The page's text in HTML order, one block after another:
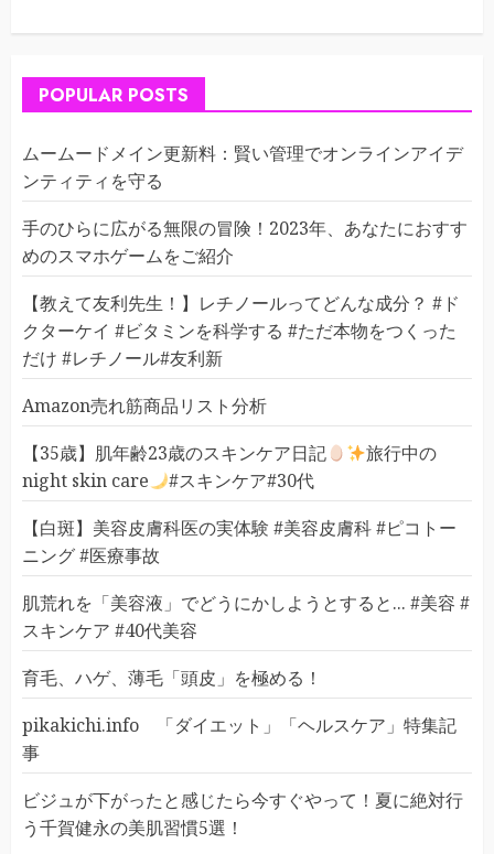
POPULAR POSTS
ムームードメイン更新料：賢い管理でオンラインアイデ
ンティティを守る
手のひらに広がる無限の冒険！2023年、あなたにおすす
めのスマホゲームをご紹介
【教えて友利先生！】レチノールってどんな成分？ #ド
クターケイ #ビタミンを科学する #ただ本物をつくった
だけ #レチノール#友利新
Amazon売れ筋商品リスト分析
【35歳】肌年齢23歳のスキンケア日記
旅行中の
night skin care
#スキンケア#30代
【白斑】美容皮膚科医の実体験 #美容皮膚科 #ピコトー
ニング #医療事故
肌荒れを「美容液」でどうにかしようとすると... #美容 #
スキンケア #40代美容
育毛、ハゲ、薄毛「頭皮」を極める！
pikakichi.info 「ダイエット」「ヘルスケア」特集記
事
ビジュが下がったと感じたら今すぐやって！夏に絶対行
う千賀健永の美肌習慣5選！